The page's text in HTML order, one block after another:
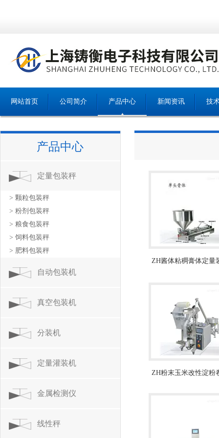
网站首页 公司简介 产品中心 新闻资讯 技
产品中心
定量包装秤
> 颗粒包装秤
> 粉剂包装秤
> 粮食包装秤
> 饲料包装秤
> 肥料包装秤
自动包装机
真空包装机
分装机
定量灌装机
金属检测仪
线性秤
ZH酱体粘稠膏体定量
ZH粉末玉米改性淀粉